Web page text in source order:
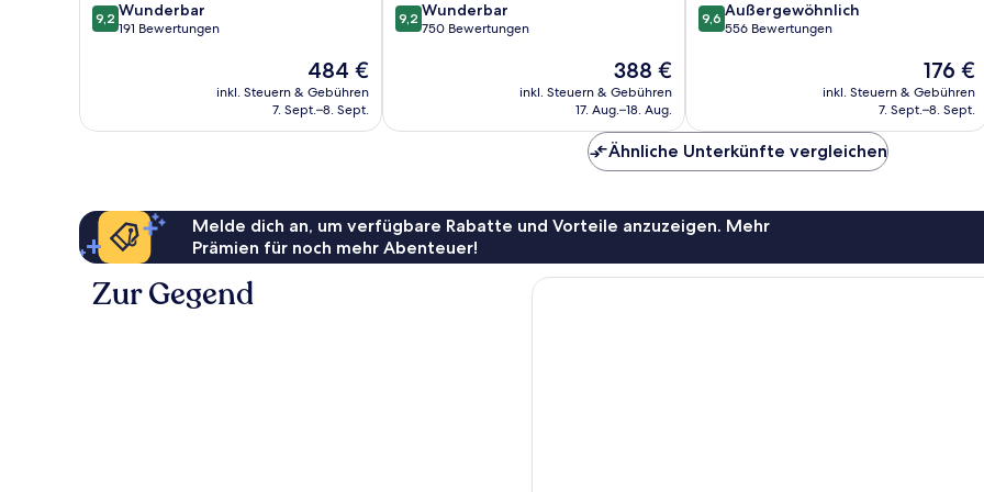
9.2
von
9,2 Wunderbar
191 Bewertungen
Der
Preis
beträgt
484 €
inkl. Steuern & Gebühren
7. Sept.–8. Sept.
9.2
von
9,2 Wunderbar
750 Bewertungen
Der
Preis
beträgt
388 €
inkl. Steuern & Gebühren
17. Aug.–18. Aug.
9.6
von
9,6 Außergewöhnlich
556 Bewertungen
Der
Preis
beträgt
176 €
inkl. Steuern & Gebühren
7. Sept.–8. Sept.
Ähnliche Unterkünfte vergleichen
Melde dich an, um verfügbare Rabatte und Vorteile anzuzeigen. Mehr
Prämien für noch mehr Abenteuer!
Zur Gegend